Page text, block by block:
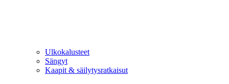
Ulkokalusteet
Sängyt
Kaapit & säilytysratkaisut